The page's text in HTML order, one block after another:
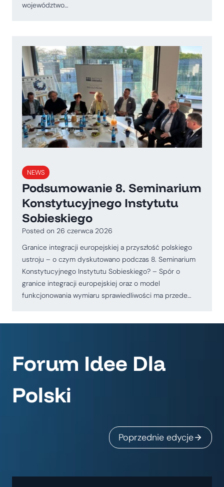
województwo…
NEWS
Podsumowanie 8. Seminarium
Konstytucyjnego Instytutu
Sobieskiego
Posted on 26 czerwca 2026
Granice integracji europejskiej a przyszłość polskiego
ustroju – o czym dyskutowano podczas 8. Seminarium
Konstytucyjnego Instytutu Sobieskiego? – Spór o
granice integracji europejskiej oraz o model
funkcjonowania wymiaru sprawiedliwości ma przede…
Forum Idee Dla
Polski
Poprzednie edycje